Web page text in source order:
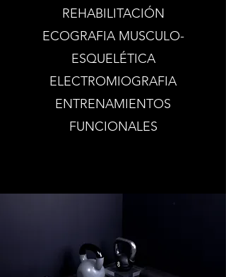
REHABILITACIÓN
ECOGRAFIA MUSCULO-
ESQUELÉTICA
ELECTROMIOGRAFIA
ENTRENAMIENTOS
FUNCIONALES